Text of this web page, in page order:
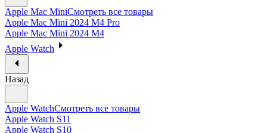
Apple Mac MiniСмотреть все товары
Apple Mac Mini 2024 M4 Pro
Apple Mac Mini 2024 M4
Apple Watch
Назад
Apple WatchСмотреть все товары
Apple Watch S11
Apple Watch S10